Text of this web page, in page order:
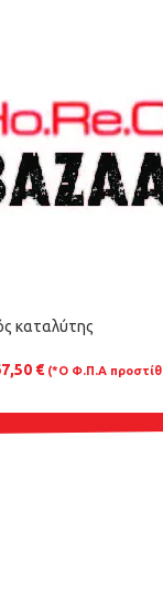
καταλύτης
€ (*Ο Φ.Π.Α